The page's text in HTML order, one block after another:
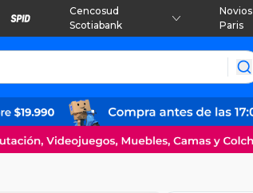
Cencosud
Scotiabank
Novios
Paris